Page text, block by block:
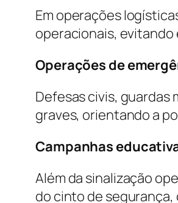
Em operações
operacionais, evitando
Operações de
Defesas civis, guardas
graves, orientando a
Campanhas
Além da sinalização
do cinto de